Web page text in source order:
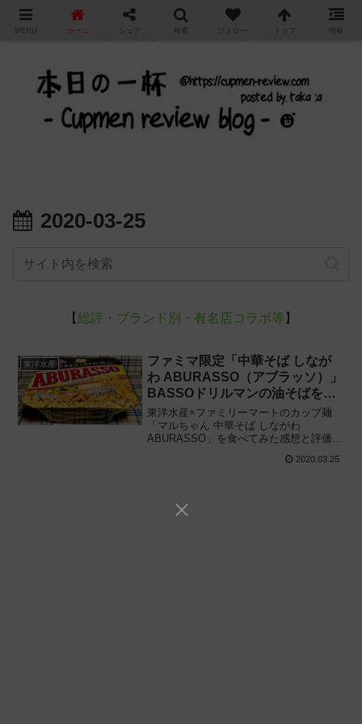
カップ麺の新商品をレビュー / アレンジするブログ
2020-03-25
【総評・ブランド別・有名店コラボ等 】
東洋水産
ファミマ限定「中華そば しなが
わ ABURASSO（アブラッソ）」
BASSOドリルマンの油そばを東
洋水産が再現!!
東洋水産×ファミリーマートのカップ麺
「マルちゃん 中華そば しながわ
ABURASSO」を食べてみた感想と評価・
「BASSOドリルマン」の流れを汲む “ア
2020.03.25
MENU ホーム シェア 検索 フォロー トップ 情報